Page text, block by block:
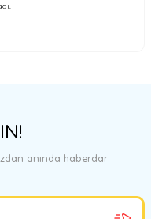
anında haberdar